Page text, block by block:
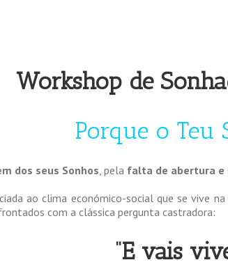
Workshop de
Porque o Teu
dos seus Sonhos, pela falta de abertura e
ao clima económico-social que se vive
com a clássica pergunta castradora:
“E vais